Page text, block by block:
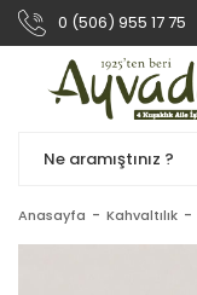
0 (506) 955 17 75
Anasayfa Kahvaltılık